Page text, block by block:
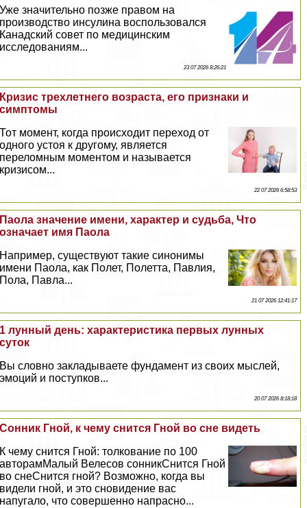
Уже значительно позже правом на
производство инсулина воспользовался
Канадский совет по медицинским
исследованиям...
23 07 2026 8:26:21
Кризис трехлетнего возраста, его признаки и
симптомы
Тот момент, когда происходит переход от
одного устоя к другому, является
переломным моментом и называется
кризисом...
22 07 2026 6:58:53
Паола значение имени, хаpaктер и судьба, Что
означает имя Паола
Например, существуют такие синонимы
имени Паола, как Полет, Полетта, Павлия,
Пола, Павла...
21 07 2026 12:41:17
1 лунный день: хаpaктеристика первых лунных
суток
Вы словно закладываете фундамент из своих мыслей,
эмоций и поступков...
20 07 2026 8:18:18
Сонник Гной, к чему снится Гной во сне видеть
К чему снится Гной: толкование по 100
авторамМалый Велесов сонникСнится Гной
во снеСнится гной? Возможно, когда вы
видели гной, и это сновидение вас
напугало, что совершенно напрасно...